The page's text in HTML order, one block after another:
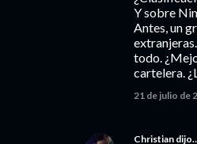
Y sobre
Antes, un
todo.
cartelera.
21 de julio de
Christian